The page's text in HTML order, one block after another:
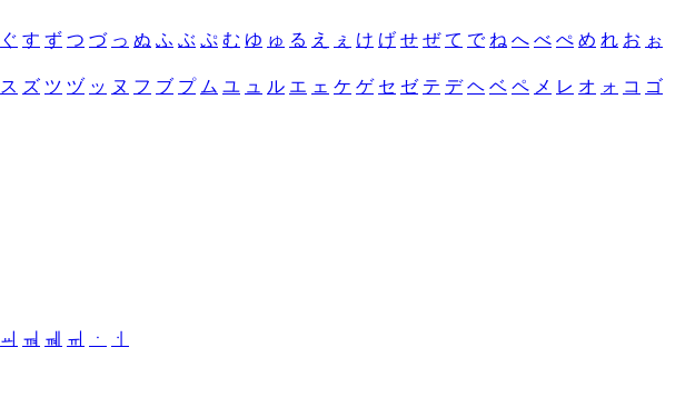
ぐ す ず つ づ っ ぬ ふ ぶ ぷ む ゆ ゅ る え ぇ け げ せ ぜ て で ね へ べ ぺ め れ お ぉ
ス ズ ツ ヅ ッ ヌ フ ブ プ ム ユ ュ ル エ ェ ケ ゲ セ ゼ テ デ ヘ ベ ペ メ レ オ ォ コ ゴ
ㆉ ㆊ ㆋ ㆌ ㆍ
ㆎ